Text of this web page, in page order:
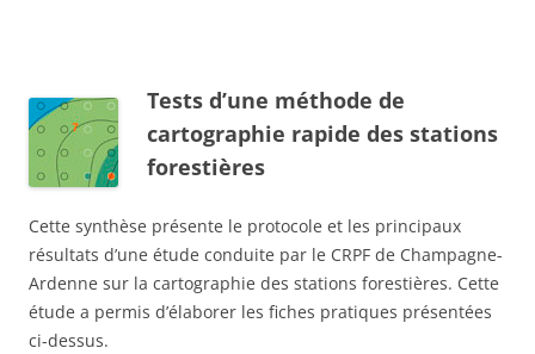
Tests d’une méthode de
cartographie rapide des stations
forestières
Cette synthèse présente le protocole et les principaux
résultats d’une étude conduite par le CRPF de Champagne-
Ardenne sur la cartographie des stations forestières. Cette
étude a permis d’élaborer les fiches pratiques présentées
ci-dessus.